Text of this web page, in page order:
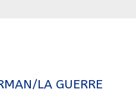
LA GUERRE